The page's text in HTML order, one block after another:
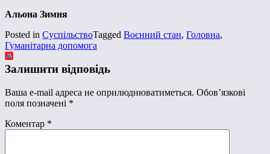
Альона Зимня
Posted in СуспільствоTagged Воєнний стан, Головна,
Гуманітарна допомога
Залишити відповідь
Ваша e-mail адреса не оприлюднюватиметься. Обов’язкові
поля позначені *
Коментар *